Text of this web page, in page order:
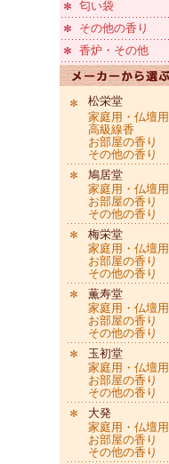
匂い袋
その他の香り
香炉・その他
松栄堂
家庭用・仏壇用
高級線香
お部屋の香り
その他の香り
鳩居堂
家庭用・仏壇用
お部屋の香り
その他の香り
梅栄堂
家庭用・仏壇用
お部屋の香り
その他の香り
薫寿堂
家庭用・仏壇用
お部屋の香り
その他の香り
玉初堂
家庭用・仏壇用
お部屋の香り
その他の香り
大発
家庭用・仏壇用
お部屋の香り
その他の香り